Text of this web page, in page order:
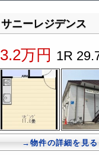
サニーレジデンス
3.2万円 1R
→物件の詳細を見る